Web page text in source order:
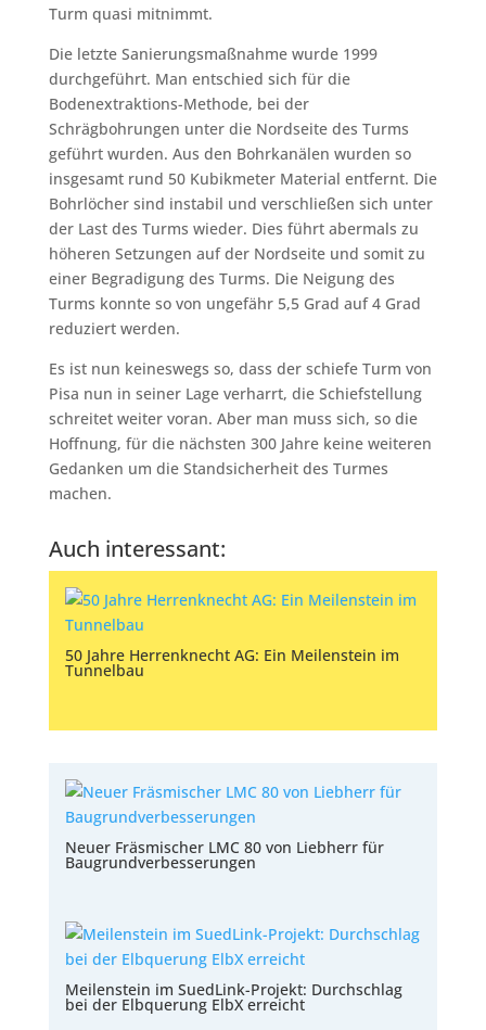
Turm quasi mitnimmt.
Die letzte Sanierungsmaßnahme wurde 1999
durchgeführt. Man entschied sich für die
Bodenextraktions-Methode, bei der
Schrägbohrungen unter die Nordseite des Turms
geführt wurden. Aus den Bohrkanälen wurden so
insgesamt rund 50 Kubikmeter Material entfernt. Die
Bohrlöcher sind instabil und verschließen sich unter
der Last des Turms wieder. Dies führt abermals zu
höheren Setzungen auf der Nordseite und somit zu
einer Begradigung des Turms. Die Neigung des
Turms konnte so von ungefähr 5,5 Grad auf 4 Grad
reduziert werden.
Es ist nun keineswegs so, dass der schiefe Turm von
Pisa nun in seiner Lage verharrt, die Schiefstellung
schreitet weiter voran. Aber man muss sich, so die
Hoffnung, für die nächsten 300 Jahre keine weiteren
Gedanken um die Standsicherheit des Turmes
machen.
Auch interessant:
50 Jahre Herrenknecht AG: Ein Meilenstein im
Tunnelbau
Neuer Fräsmischer LMC 80 von Liebherr für
Baugrundverbesserungen
Meilenstein im SuedLink-Projekt: Durchschlag
bei der Elbquerung ElbX erreicht